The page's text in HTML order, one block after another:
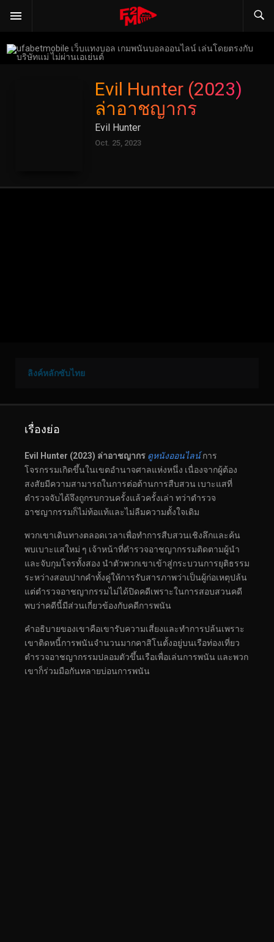
Evil Hunter (2023)
ล่าอาชญากร
Evil Hunter
Oct. 25, 2023
ลิงค์หลักซับไทย
เรื่องย่อ
Evil Hunter (2023) ล่าอาชญากร ดูหนังออนไลน์การ
โจรกรรมเกิดขึ้นในเขตอำนาจศาลแห่งหนึ่ง เนื่องจากผู้ต้อง
สงสัยมีความสามารถในการต่อต้านการสืบสวน เบาะแสที่
ตำรวจจับได้จึงถูกรบกวนครั้งแล้วครั้งเล่า ทว่าตำรวจ
อาชญากรรมก็ไม่ท้อแท้และไม่ลืมความตั้งใจเดิม
พวกเขาเดินทางตลอดเวลาเพื่อทำการสืบสวนเชิงลึกและค้น
พบเบาะแสใหม่ ๆ เจ้าหน้าที่ตำรวจอาชญากรรมติดตามผู้นำ
และจับกุมโจรทั้งสอง นำตัวพวกเขาเข้าสู่กระบวนการยุติธรรม
ระหว่างสอบปากคำทั้งคู่ให้การรับสารภาพว่าเป็นผู้ก่อเหตุปล้น
แต่ตำรวจอาชญากรรมไม่ได้ปิดคดีเพราะในการสอบสวนคดี
พบว่าคดีนี้มีส่วนเกี่ยวข้องกับคดีการพนัน
คำอธิบายของเขาคือเขารับความเสี่ยงและทำการปล้นเพราะ
เขาติดหนี้การพนันจำนวนมากคาสิโนตั้งอยู่บนเรือท่องเที่ยว
ตำรวจอาชญากรรมปลอมตัวขึ้นเรือเพื่อเล่นการพนัน และพวก
เขาก็ร่วมมือกันทลายบ่อนการพนัน